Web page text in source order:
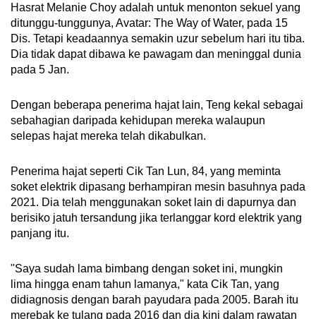
Hasrat Melanie Choy adalah untuk menonton sekuel yang
ditunggu-tunggunya, Avatar: The Way of Water, pada 15
Dis. Tetapi keadaannya semakin uzur sebelum hari itu tiba.
Dia tidak dapat dibawa ke pawagam dan meninggal dunia
pada 5 Jan.
Dengan beberapa penerima hajat lain, Teng kekal sebagai
sebahagian daripada kehidupan mereka walaupun
selepas hajat mereka telah dikabulkan.
Penerima hajat seperti Cik Tan Lun, 84, yang meminta
soket elektrik dipasang berhampiran mesin basuhnya pada
2021. Dia telah menggunakan soket lain di dapurnya dan
berisiko jatuh tersandung jika terlanggar kord elektrik yang
panjang itu.
"Saya sudah lama bimbang dengan soket ini, mungkin
lima hingga enam tahun lamanya," kata Cik Tan, yang
didiagnosis dengan barah payudara pada 2005. Barah itu
merebak ke tulang pada 2016 dan dia kini dalam rawatan